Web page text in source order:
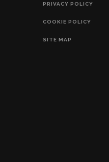
PRIVACY POLICY
COOKIE POLICY
SITE MAP